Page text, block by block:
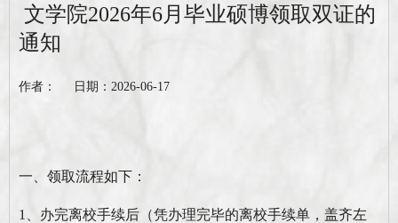
文学院2026年6月毕业硕博领取双证的
通知
作者： 日期：2026-06-17
一、领取流程如下 ：
1、 办完离校手续后（凭办理完毕的离校手续单 ， 盖齐左